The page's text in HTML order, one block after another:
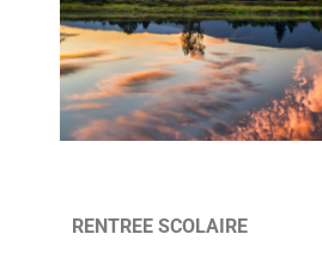
RENTREE SCOLAIRE